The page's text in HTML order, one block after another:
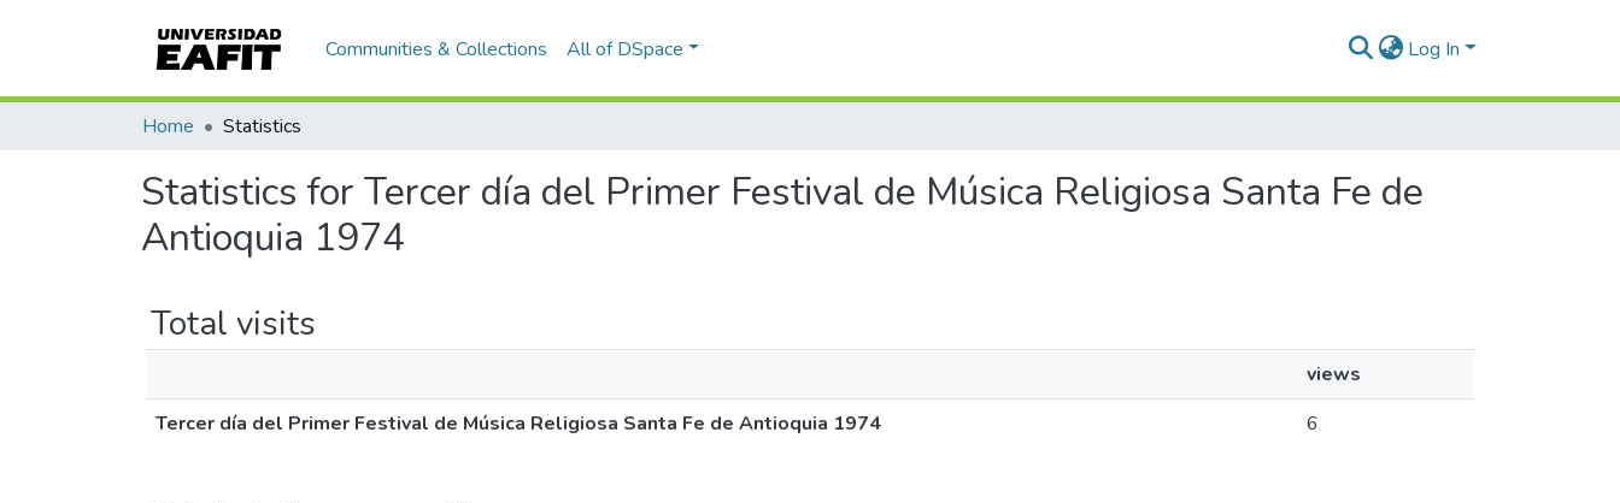
Communities & Collections All of DSpace Log In
Home Statistics
Statistics for Tercer día del Primer Festival de Música Religiosa Santa Fe de
Antioquia 1974
Total visits
views
Tercer día del Primer Festival de Música Religiosa Santa Fe de Antioquia 1974
6